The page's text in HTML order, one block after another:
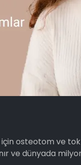
osteotom ve
ve dünyada